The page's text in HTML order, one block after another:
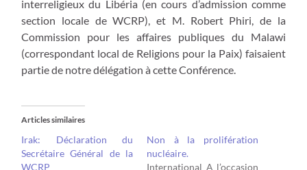
interreligieux du Libéria (en cours d’admission comme
section locale de WCRP), et M. Robert Phiri, de la
Commission pour les affaires publiques du Malawi
(correspondant local de Religions pour la Paix) faisaient
partie de notre délégation à cette Conférence.
Articles similaires
Irak: Déclaration du
Secrétaire Général de la
WCRP
Non à la prolifération
nucléaire.
International A l’occasion